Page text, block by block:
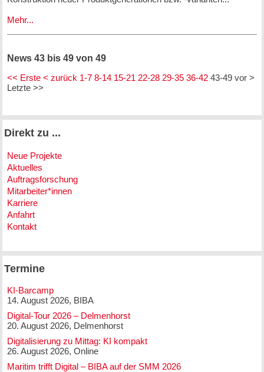
Mehr...
News 43 bis 49 von 49
<< Erste < zurück 1-7 8-14 15-21 22-28 29-35 36-42 43-49 vor >
Letzte >>
Direkt zu ...
Neue Projekte
Aktuelles
Auftragsforschung
Mitarbeiter*innen
Karriere
Anfahrt
Kontakt
Termine
KI-Barcamp
14. August 2026, BIBA
Digital-Tour 2026 – Delmenhorst
20. August 2026, Delmenhorst
Digitalisierung zu Mittag: KI kompakt
26. August 2026, Online
Maritim trifft Digital – BIBA auf der SMM 2026